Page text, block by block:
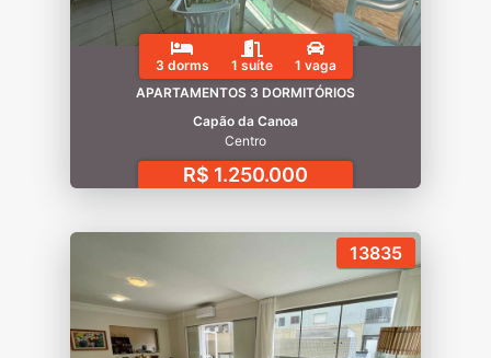
3 dorms 1 suíte
1 vaga
APARTAMENTOS 3 DORMITÓRIOS
Capão da Canoa
Centro
R$ 1.250.000
13835